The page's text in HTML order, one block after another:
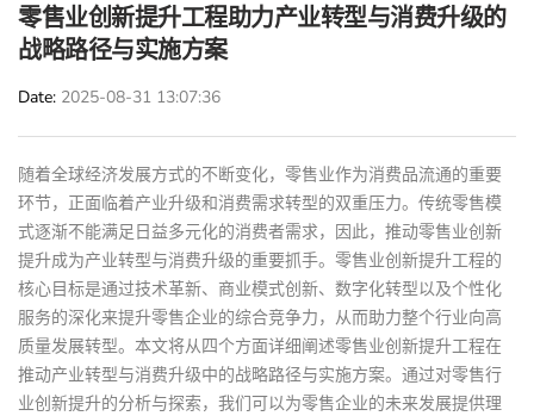
零售业创新提升工程助力产业转型与消费升级的
战略路径与实施方案
Date 2025-08-31 13:07:36
随着全球经济发展方式的不断变化，零售业作为消费品流通的重要
环节，正面临着产业升级和消费需求转型的双重压力。传统零售模
式逐渐不能满足日益多元化的消费者需求，因此，推动零售业创新
提升成为产业转型与消费升级的重要抓手。零售业创新提升工程的
核心目标是通过技术革新、商业模式创新、数字化转型以及个性化
服务的深化来提升零售企业的综合竞争力，从而助力整个行业向高
质量发展转型。本文将从四个方面详细阐述零售业创新提升工程在
推动产业转型与消费升级中的战略路径与实施方案。通过对零售行
业创新提升的分析与探索，我们可以为零售企业的未来发展提供理